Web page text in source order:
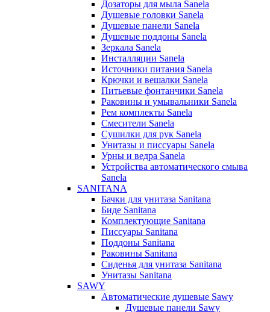
Дозаторы для мыла Sanela
Душевые головки Sanela
Душевые панели Sanela
Душевые поддоны Sanela
Зеркала Sanela
Инсталляции Sanela
Источники питания Sanela
Крючки и вешалки Sanela
Питьевые фонтанчики Sanela
Раковины и умывальники Sanela
Рем комплекты Sanela
Смесители Sanela
Сушилки для рук Sanela
Унитазы и писсуары Sanela
Урны и ведра Sanela
Устройства автоматического смыва
Sanela
SANITANA
Бачки для унитаза Sanitana
Биде Sanitana
Комплектующие Sanitana
Писсуары Sanitana
Поддоны Sanitana
Раковины Sanitana
Сиденья для унитаза Sanitana
Унитазы Sanitana
SAWY
Автоматические душевые Sawy
Душевые панели Sawy